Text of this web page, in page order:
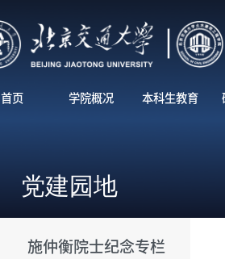
首页 学院概况 本科生教育
党建园地
施仲衡院士纪念专栏